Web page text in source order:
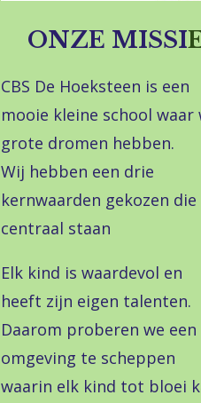
ONZE MISSI
CBS De Hoeksteen is een
mooie kleine school waar
grote dromen hebben.
Wij hebben een drie
kernwaarden gekozen die
centraal staan
Elk kind is waardevol en
heeft zijn eigen talenten.
Daarom proberen we een
omgeving te scheppen
waarin elk kind tot bloei